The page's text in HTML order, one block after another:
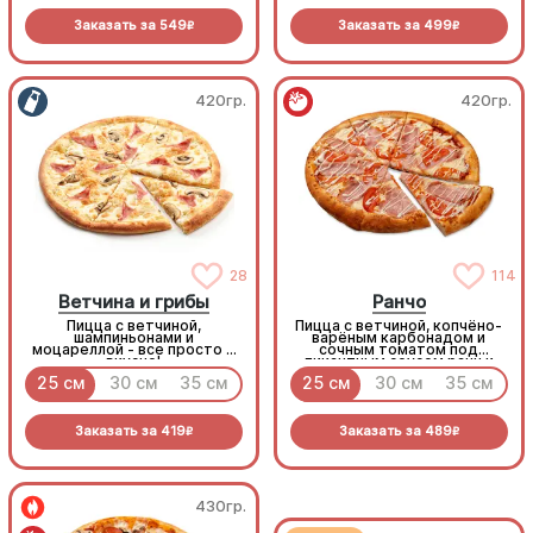
Заказать за 549R Заказать за 499R
420гр.
28
Ветчина и грибы
Пицца с ветчиной,
шампиньонами и
моцареллой - все просто и
вкусно!
25 см 30 см 35 см
Заказать за 419R
420гр.
114
Ранчо
Пицца с ветчиной, копчёно-
варёным карбонадом и
сочным томатом под
пикантным соусом ранч и
моцареллой
25 см 30 см 35 см
Заказать за 489R
430гр.